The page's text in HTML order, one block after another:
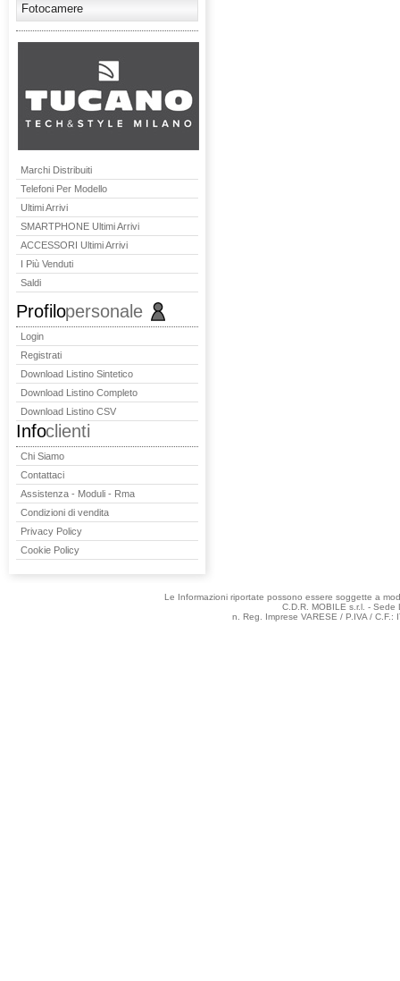
Fotocamere
Marchi Distribuiti
Telefoni Per Modello
Ultimi Arrivi
SMARTPHONE Ultimi Arrivi
ACCESSORI Ultimi Arrivi
I Più Venduti
Saldi
Profilopersonale
Login
Registrati
Download Listino Sintetico
Download Listino Completo
Download Listino CSV
Infoclienti
Chi Siamo
Contattaci
Assistenza - Moduli - Rma
Condizioni di vendita
Privacy Policy
Cookie Policy
Le Informazioni riportate possono essere soggette a
C.D.R. MOBILE s.r.l. -
n. Reg. Imprese VARESE / P.IVA /